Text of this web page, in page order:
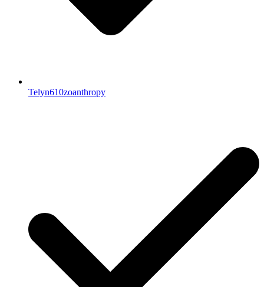
Telyn610zoanthropy